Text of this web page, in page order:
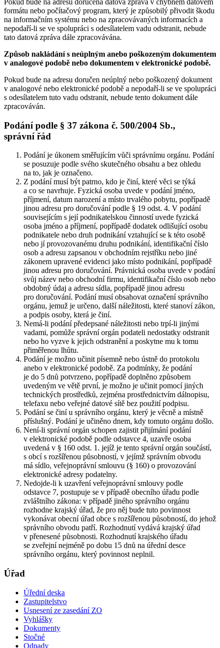
formátu nebo počítačový program, který je způsobilý přivodit škodu
na informačním systému nebo na zpracovávaných informacích a
nepodaří-li se ve spolupráci s odesílatelem vadu odstranit, nebude
tato datová zpráva dále zpracovávána.
Způsob nakládání s neúplným anebo poškozeným dokumentem
v analogové podobě nebo dokumentem v elektronické podobě.
Pokud bude na adresu doručen neúplný nebo poškozený dokument
v analogové nebo elektronické podobě a nepodaří-li se ve spolupráci
s odesílatelem tuto vadu odstranit, nebude tento dokument dále
zpracováván.
Podání podle § 37 zákona č. 500/2004 Sb.,
správní řád
Podání je úkonem směřujícím vůči správnímu orgánu. Podání
se posuzuje podle svého skutečného obsahu a bez ohledu
na to, jak je označeno.
Z podání musí být patrno, kdo je činí, které věci se týká
a co se navrhuje. Fyzická osoba uvede v podání jméno,
příjmení, datum narození a místo trvalého pobytu, popřípadě
jinou adresu pro doručování podle § 19 odst. 4. V podání
souvisejícím s její podnikatelskou činností uvede fyzická
osoba jméno a příjmení, popřípadě dodatek odlišující osobu
podnikatele nebo druh podnikání vztahující se k této osobě
nebo jí provozovanému druhu podnikání, identifikační číslo
osob a adresu zapsanou v obchodním rejstříku nebo jiné
zákonem upravené evidenci jako místo podnikání, popřípadě
jinou adresu pro doručování. Právnická osoba uvede v podání
svůj název nebo obchodní firmu, identifikační číslo osob nebo
obdobný údaj a adresu sídla, popřípadě jinou adresu
pro doručování. Podání musí obsahovat označení správního
orgánu, jemuž je určeno, další náležitosti, které stanoví zákon,
a podpis osoby, která je činí.
Nemá-li podání předepsané náležitosti nebo trpí-li jinými
vadami, pomůže správní orgán podateli nedostatky odstranit
nebo ho vyzve k jejich odstranění a poskytne mu k tomu
přiměřenou lhůtu.
Podání je možno učinit písemně nebo ústně do protokolu
anebo v elektronické podobě. Za podmínky, že podání
je do 5 dnů potvrzeno, popřípadě doplněno způsobem
uvedeným ve větě první, je možno je učinit pomocí jiných
technických prostředků, zejména prostřednictvím dálnopisu,
telefaxu nebo veřejné datové sítě bez použití podpisu.
Podání se činí u správního orgánu, který je věcně a místně
příslušný. Podání je učiněno dnem, kdy tomuto orgánu došlo.
Není-li správní orgán schopen zajistit přijímání podání
v elektronické podobě podle odstavce 4, uzavře osoba
uvedená v § 160 odst. 1. jejíž je tento správní orgán součástí,
s obcí s rozšířenou působností, v jejímž správním obvodu
má sídlo, veřejnoprávní smlouvu (§ 160) o provozování
elektronické adresy podatelny.
Nedojde-li k uzavření veřejnoprávní smlouvy podle
odstavce 7, postupuje se v případě obecního úřadu podle
zvláštního zákona: v případě jiného správního orgánu
rozhodne krajský úřad, že pro něj bude tuto povinnost
vykonávat obecní úřad obce s rozšířenou působností, do jehož
správního obvodu patří. Rozhodnutí vydává krajský úřad
v přenesené působnosti. Rozhodnutí krajského úřadu
se zveřejní nejméně po dobu 15 dnů na úřední desce
správního orgánu, který povinnost neplnil.
Úřad
Úřední deska
Zastupitelstvo
Usnesení ze zasedání ZO
Vyhlášky
Dokumenty
Stočné
Odpady